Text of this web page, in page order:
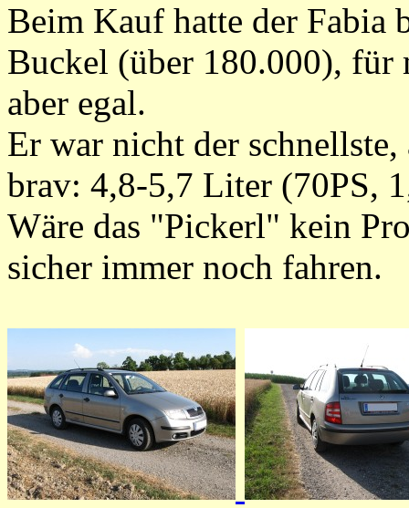
Beim Kauf hatte der Fabia
Buckel (über 180.000), für
aber egal.
Er war nicht der
brav: 4,8-5,7 Liter (70PS,
Wäre das "Pickerl" kein
sicher immer noch fahren.